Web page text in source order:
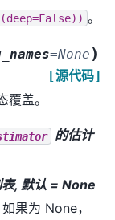
。
=None )
[源代码]
盖。
的估计
, 默认 = None
果为 None，